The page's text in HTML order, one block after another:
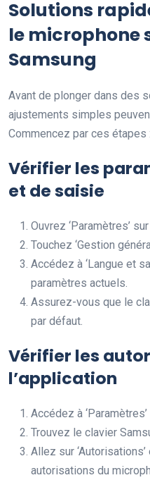
Solutions
le microphone
Samsung
Avant de plonger dans des
ajustements simples
Commencez par ces étapes :
Vérifier les
et de saisie
Ouvrez ‘Paramètres’
Touchez ‘Gestion
Accédez à ‘Langue et
paramètres actuels.
Assurez-vous que le
par défaut.
Vérifier les
l’application
Accédez à
Trouvez le clavier
Allez sur
autorisations du